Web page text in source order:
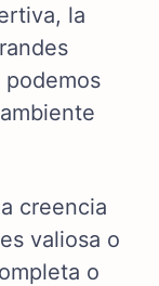
la
creencia
valiosa o
o